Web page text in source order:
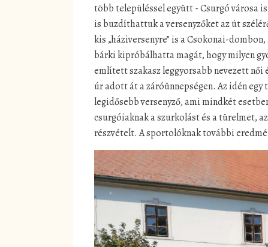
több településsel együtt - Csurgó városa
is buzdíthattuk a versenyzőket az út
kis „háziversenyre” is a Csokonai-
bárki kipróbálhatta magát, hogy milyen
említett szakasz leggyorsabb nevezett
úr adott át a záróünnepségen. Az idén
legidősebb versenyző, ami mindkét
csurgóiaknak a szurkolást és a türelmet,
részvételt. A sportolóknak további